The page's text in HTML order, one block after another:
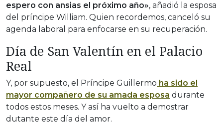
espero con ansias el próximo año», añadió la esposa
del príncipe William. Quien recordemos, canceló su
agenda laboral para enfocarse en su recuperación.
Día de San Valentín en el Palacio
Real
Y, por supuesto, el Príncipe Guillermo ha sido el
mayor compañero de su amada esposa durante
todos estos meses. Y así ha vuelto a demostrar
dutante este día del amor.